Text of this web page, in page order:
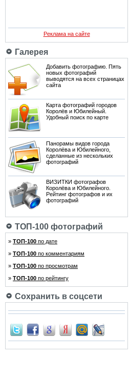
Реклама на сайте
Галерея
Добавить фотографию. Пять
новых фотографий
выводятся на всех страницах
сайта
Карта фотографий городов
Королёв и Юбилейный.
Удобный поиск по карте
Панорамы видов города
Королёва и Юбилейного,
сделанные из нескольких
фотографий
ВИЗИТКИ фотографов
Королёва и Юбилейного.
Рейтинг фотографов и их
фотографий
ТОП-100 фотографий
» ТОП-100 по дате
» ТОП-100 по комментариям
» ТОП-100 по просмотрам
» ТОП-100 по рейтингу
Сохранить в соцсети